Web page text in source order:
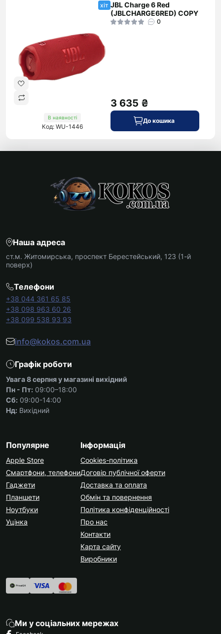
хіт
В наявності
Код: WU-1446
JBL Charge 6 Red
(JBLCHARGE6RED) COPY
0
3 635 ₴
До кошика
Наша адреса
ст.м. Житомирська, проспект Берестейський, 123 (1-й
поверх)
Телефони
+38 044 361 65 85
+38 098 963 60 26
+38 099 538 93 93
info@kokos.com.ua
Графік роботи
Увага 8 серпня у магазині вихідний
Пн - Пт: 09:00–18:00
Сб: 09:00-14:00
Нд: Вихідний
Популярне
Apple Store
Смартфони, телефони
Гаджети
Планшети
Ноутбуки
Уцінка
Інформація
Cookies-політика
Договір публічної оферти
Доставка та оплата
Обмін та повернення
Політика конфіденційності
Про нас
Контакти
Карта сайту
Виробники
Ми у соціальних мережах